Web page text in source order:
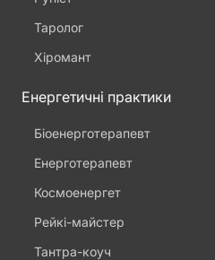
Таролог
Хіромант
Енергетичні практики
Біоенерготерапевт
Енерготерапевт
Космоенергет
Рейкі-майстер
Тантра-коуч